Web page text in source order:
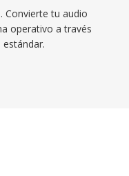
Convierte tu audio
operativo a través